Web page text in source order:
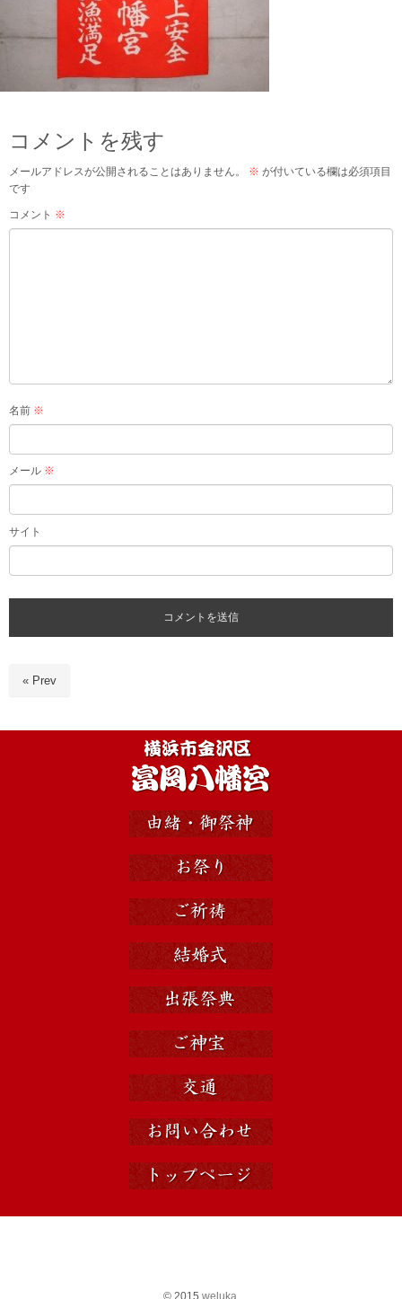
コメントを残す
メールアドレスが公開されることはありません。 ※ が付いている欄は必須項目
です
コメント ※
名前 ※
メール ※
サイト
« Prev
© 2015 weluka.